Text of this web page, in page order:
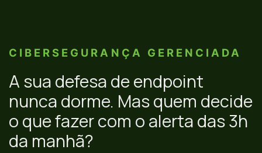
CIBERSEGURANÇA GERENCIADA
A sua defesa de endpoint
nunca dorme. Mas quem decide
o que fazer com o alerta das 3h
da manhã?